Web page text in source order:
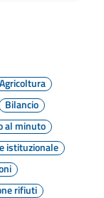
Agricoltura
Bilancio
al minuto
istituzionale
rifiuti